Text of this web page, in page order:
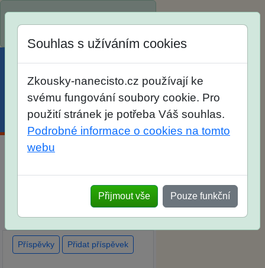
Menu Účet Košík
po skutečných přijímacích
zkouškách
Souhlas s užíváním cookies
Zkousky-nanecisto.cz používají ke
svému fungování soubory cookie. Pro
použití stránek je potřeba Váš souhlas.
Podrobné informace o cookies na tomto
webu
Přijmout vše Pouze funkční
Příspěvky Přidat příspěvek